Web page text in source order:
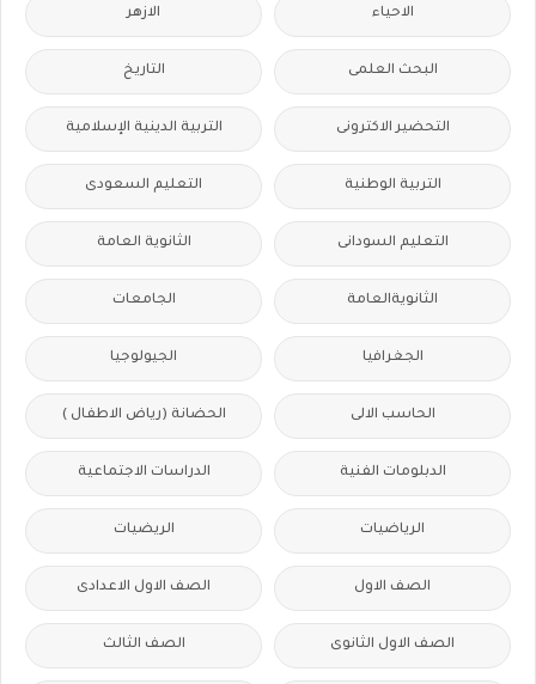
الاحياء الازهر
البحث العلمى التاريخ
التحضير الاكترونى التربية الدينية الإسلامية
التربية الوطنية التعليم السعودى
التعليم السودانى الثانوية العامة
الثانويةالعامة الجامعات
الجغرافيا الجيولوجيا
الحاسب الالى الحضانة (رياض الاطفال )
الدبلومات الفنية الدراسات الاجتماعية
الرياضيات الريضيات
الصف الاول الصف الاول الاعدادى
الصف الاول الثانوى الصف الثالث